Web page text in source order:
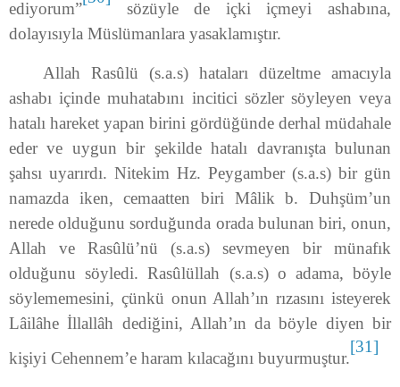
ediyorum”
sözüyle de içki içmeyi ashabına,
dolayısıyla Müslümanlara yasaklamıştır.
Allah Rasûlü (s.a.s) hataları düzeltme amacıyla
ashabı içinde muhatabını incitici sözler söyleyen veya
hatalı hareket yapan birini gördüğünde derhal müdahale
eder ve uygun bir şekilde hatalı davranışta bulunan
şahsı uyarırdı. Nitekim Hz. Peygamber (s.a.s) bir gün
namazda iken, cemaatten biri Mâlik b. Duhşüm’un
nerede olduğunu sorduğunda orada bulunan biri, onun,
Allah ve Rasûlü’nü (s.a.s) sevmeyen bir münafık
olduğunu söyledi. Rasûlüllah (s.a.s) o adama, böyle
söylememesini, çünkü onun Allah’ın rızasını isteyerek
Lâilâhe İllallâh dediğini, Allah’ın da böyle diyen bir
kişiyi Cehennem’e haram kılacağını buyurmuştur.
[31]